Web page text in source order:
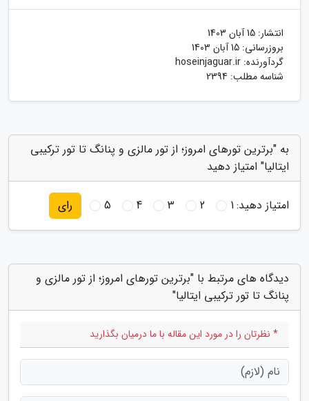
انتشار: 15 آبان 1403
بروزرسانی: 15 آبان 1403
گردآورنده: hoseinjaguar.ir
شناسه مطلب: 2394
به "برترین تورهای امروز؛ از تور مالزی و پنانگ تا تور ترکیبی
ایتالیا" امتیاز دهید
امتیاز دهید:1
2
3
4
5 رای
دیدگاه های مرتبط با "برترین تورهای امروز؛ از تور مالزی و
پنانگ تا تور ترکیبی ایتالیا"
* نظرتان را در مورد این مقاله با ما درمیان بگذارید